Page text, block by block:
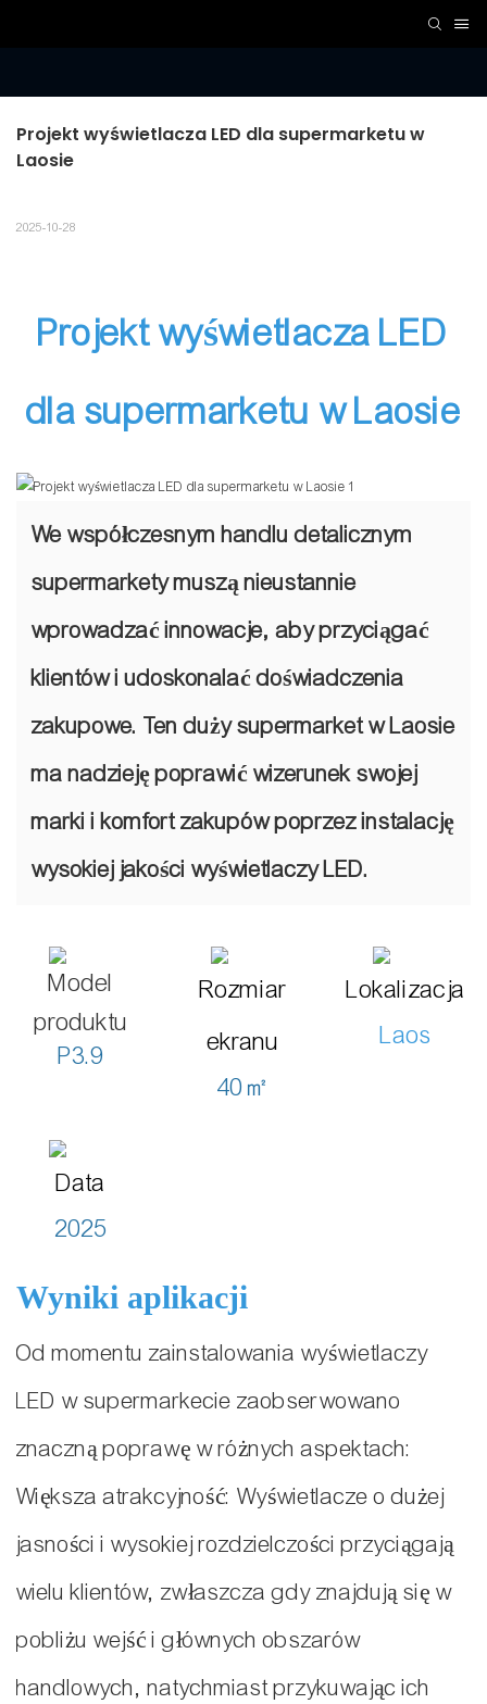
Projekt wyświetlacza LED dla supermarketu w
Laosie
2025-10-28
Projekt wyświetlacza LED
dla supermarketu w Laosie
We współczesnym handlu detalicznym
supermarkety muszą nieustannie
wprowadzać innowacje, aby przyciągać
klientów i udoskonalać doświadczenia
zakupowe. Ten duży supermarket w Laosie
ma nadzieję poprawić wizerunek swojej
marki i komfort zakupów poprzez instalację
wysokiej jakości wyświetlaczy LED.
Model
produktu
P3.9
Rozmiar
ekranu
40㎡
Lokalizacja
Laos
Data
2025
Wyniki aplikacji
Od momentu zainstalowania wyświetlaczy
LED w supermarkecie zaobserwowano
znaczną poprawę w różnych aspektach:
Większa atrakcyjność: Wyświetlacze o dużej
jasności i wysokiej rozdzielczości przyciągają
wielu klientów, zwłaszcza gdy znajdują się w
pobliżu wejść i głównych obszarów
handlowych, natychmiast przykuwając ich